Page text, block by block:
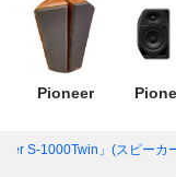
Pioneer
S-1000Twin」(スピーカ